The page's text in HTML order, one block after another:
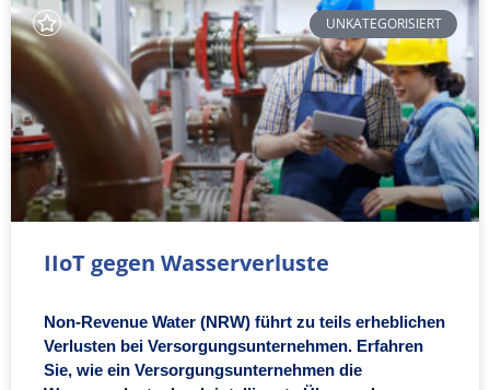
UNKATEGORISIERT
IIoT gegen Wasserverluste
Non-Revenue Water (NRW) führt zu teils erheblichen
Verlusten bei Versorgungsunternehmen. Erfahren
Sie, wie ein Versorgungsunternehmen die